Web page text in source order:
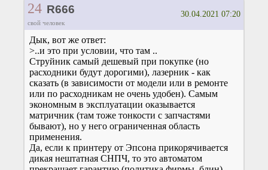
24 R666
свой человек
30.04.2021 07:20
Дык, вот же ответ:
>..и это при условии, что там ..
Струйник самый дешевый при покупке (но
расходники будут дорогими), лазерник - как
сказать (в зависимости от модели или в ремонте
или по расходникам не очень удобен). Самым
экономным в эксплуатации оказывается
матричник (там тоже тонкости с запчастями
бывают), но у него ограниченная область
применения.
Да, если к принтеру от Эпсона прикорячивается
дикая нештатная СНПЧ, то это автоматом